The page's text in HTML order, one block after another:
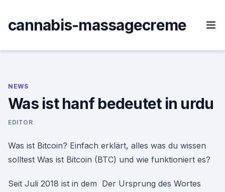
content
cannabis-massagecreme
NEWS
Was ist hanf bedeutet in urdu
EDITOR
Was ist Bitcoin? Einfach erklärt, alles was du wissen
solltest Was ist Bitcoin (BTC) und wie funktioniert es?
Seit Juli 2018 ist in dem Der Ursprung des Wortes